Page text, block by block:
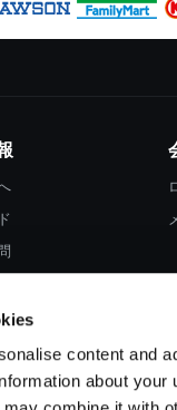
content and
about